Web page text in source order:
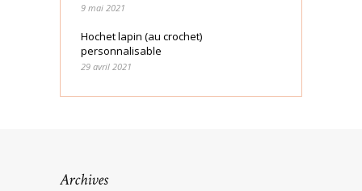
9 mai 2021
Hochet lapin (au crochet)
personnalisable
29 avril 2021
Archives